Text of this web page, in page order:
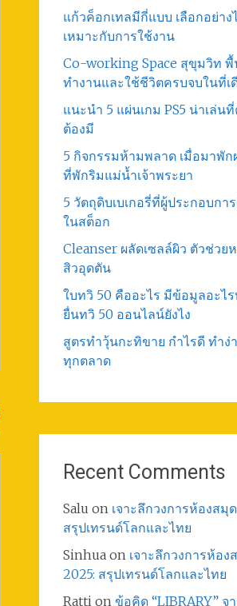
แก้วค็อกเทลมีกี่แบบ เลือกอย่าง
เหมาะกับการใช้งาน
Co-working Space สุขุมวิท
ทำงานและใช้ชีวิตครบจบในที่เ
แนะนำ 5 แผ่นเกม PS5 น่าเล่น
ต้องมี
5 กิจกรรมห้ามพลาด เมื่อมาพั
ที่พักริมแม่น้ำเจ้าพระยา
5 วัตถุดิบเบเกอรี่ที่ผู้ประกอบกา
ในสต็อก
Cleanser ผลัดเซลล์ผิว ตัวช่วย
สิวอุดตัน
ใบทวิ 50 คืออะไร มีข้อมูลอะไร
ยื่นทวิ 50 ออนไลน์ยังไง
สูตรทําวุ้นกะทิขาย กำไรดี ทำง่
ทุกตลาด
Recent Comments
Salu on เจาะลึกวงการห้องสมุ
สรุปเทรนด์โลกและไทย
Sinhuaon เจาะลึกวงการห้อง
2025: สรุปเทรนด์โลกและไทย
Rattion ข้อคิด “LIBRARY” จ